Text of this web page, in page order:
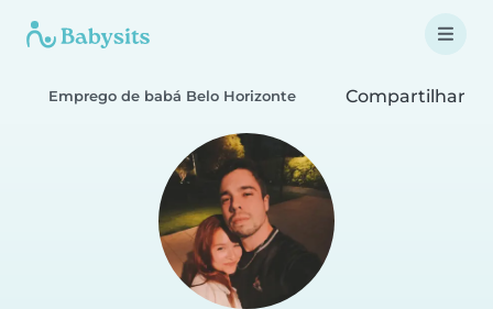
Emprego de babá Belo Horizonte Compartilhar